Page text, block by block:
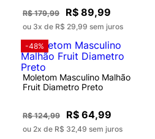
R$ 179,99 R$ 89,99
ou 3x de R$ 29,99 sem juros
-48%
Moletom Masculino Malhão
Fruit Diametro Preto
R$ 124,99 R$ 64,99
ou 2x de R$ 32,49 sem juros